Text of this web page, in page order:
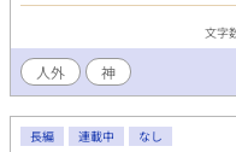
人外 ハッピーエンド ※文字
人外 神
長編 連載中 なし